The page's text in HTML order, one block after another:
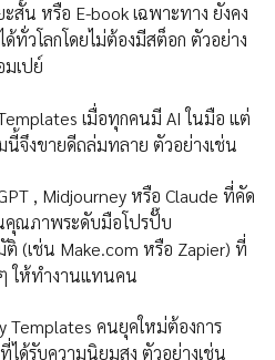
สั้น หรือ E-book เฉพาะทาง ยังคง
ทั่วโลกโดยไม่ต้องมีสต็อก ตัวอย่าง
เปย์
เมื่อทุกคนมี AI ในมือ แต่
จึงขายดีถล่มทลาย ตัวอย่างเช่น
, Midjourney หรือ Claude ที่คัด
คุณภาพระดับมือโปรปั๊บ
(เช่น Make.com หรือ Zapier) ที่
ให้ทำงานแทนคน
Templates คนยุคใหม่ต้องการ
ได้รับความนิยมสูง ตัวอย่างเช่น